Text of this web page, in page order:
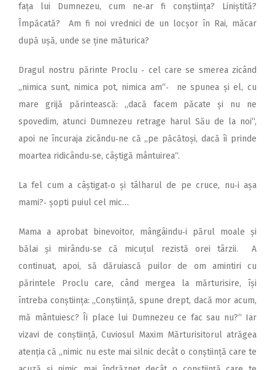
fața lui Dumnezeu, cum ne‑ar fi conștiința? Liniștită?
Împăcată?
Am fi noi vrednici de un locșor în Rai, măcar
după ușă, unde se ține măturica?
Dragul nostru părinte Proclu ‑ cel care se smerea zicând
,,nimica sunt, nimica pot, nimica am“‑ ne spunea și el, cu
mare grijă părintească: ,,dacă facem păcate și nu ne
spovedim, atunci Dumnezeu retrage harul Său de la noi“,
apoi ne încuraja zicându‑ne că ,,pe păcătoși, dacă îi prinde
moartea ridicându‑se, câștigă mântuirea“.
La fel cum a câștigat‑o și tâlharul de pe cruce, nu‑i așa
mami?‑ șopti puiul cel mic…
Mama a aprobat binevoitor, mângâindu‑i părul moale și
bălai și mirându‑se că micuțul rezistă orei târzii. A
continuat, apoi, să dăruiască puilor de om amintiri cu
părintele Proclu care, când mergea la mărturisire, își
întreba conștiința: ,,Conștiință, spune drept, dacă mor acum,
mă mântuiesc? Îi place lui Dumnezeu ce fac sau nu?“ Iar
vizavi de conștiință, Cuviosul Maxim Mărturisitorul atrăgea
atenția că ,,nimic nu este mai silnic decât o conștiință care te